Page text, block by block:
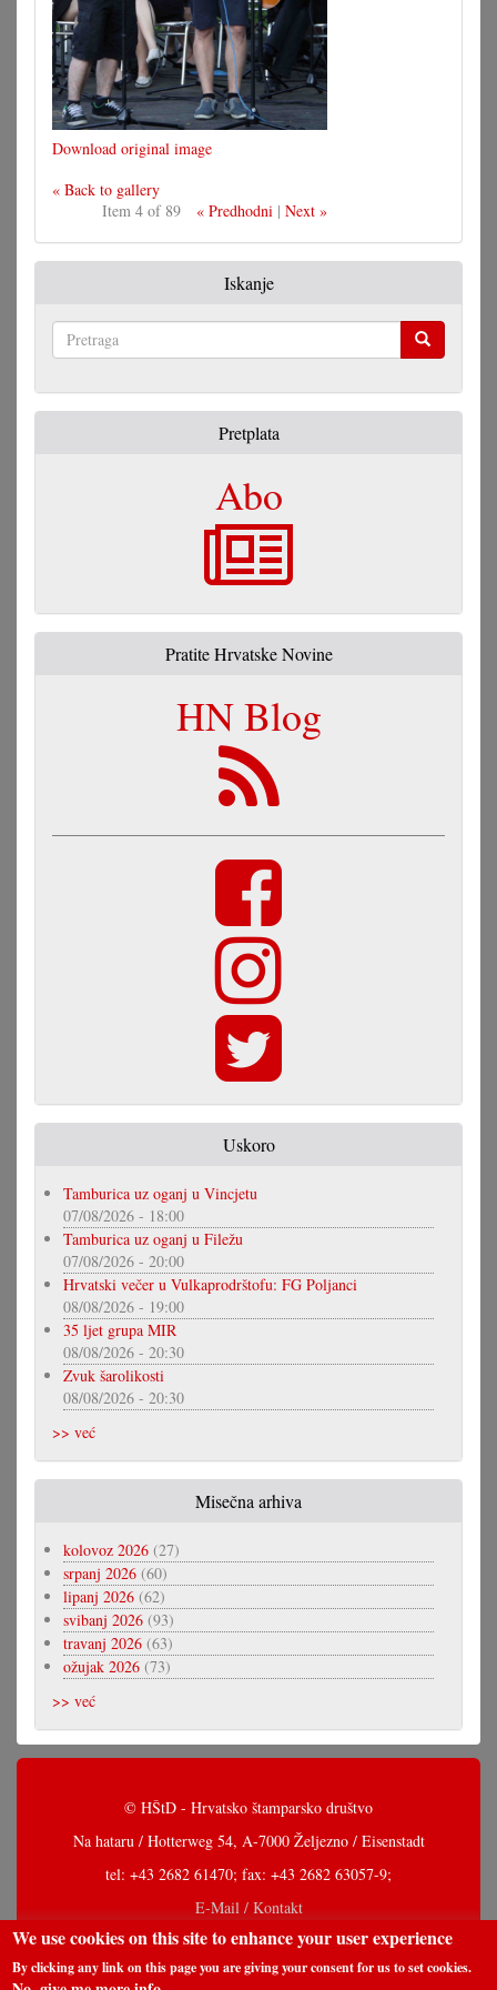
Download original image
« Back to gallery
Item 4 of 89
« Predhodni| Next »
Iskanje
Pretplata
Abo
Pratite Hrvatske Novine
HN Blog
Uskoro
Tamburica uz oganj u Vincjetu
07/08/2026 - 18:00
Tamburica uz oganj u Filežu
07/08/2026 - 20:00
Hrvatski večer u Vulkaprodrštofu: FG Poljanci
08/08/2026 - 19:00
35 ljet grupa MIR
08/08/2026 - 20:30
Zvuk šarolikosti
08/08/2026 - 20:30
>> već
Misečna arhiva
kolovoz 2026 (27)
srpanj 2026 (60)
lipanj 2026 (62)
svibanj 2026 (93)
travanj 2026 (63)
ožujak 2026 (73)
>> već
© HŠtD - Hrvatsko štamparsko društvo
Na hataru / Hotterweg 54, A-7000 Željezno / Eisenstadt
tel: +43 2682 61470; fax: +43 2682 63057-9;
E-Mail / Kontakt
We use cookies on this site to enhance your user experience
By clicking any link on this page you are giving your consent for us to set cookies.